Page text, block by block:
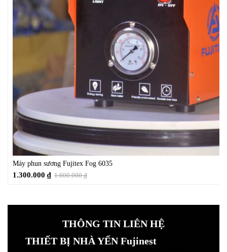
Máy phun sương Fujitex Fog 6035
1.600.000₫
1.300.000 ₫
THÔNG TIN LIÊN HỆ
THIẾT BỊ NHÀ YẾN Fujinest